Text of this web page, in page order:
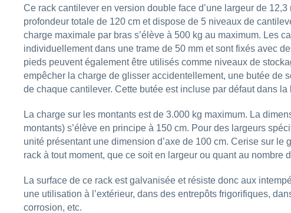
Ce rack cantilever en version double face d’une largeur de
profondeur totale de 120 cm et dispose de 5 niveaux de
charge maximale par bras s’élève à 500 kg au maximum. Les
individuellement dans une trame de 50 mm et sont fixés avec
pieds peuvent également être utilisés comme niveaux de
empêcher la charge de glisser accidentellement, une butée de
de chaque cantilever. Cette butée est incluse par défaut dans la
La charge sur les montants est de 3.000 kg maximum. La
montants) s’élève en principe à 150 cm. Pour des largeurs
unité présentant une dimension d’axe de 100 cm. Cerise sur le
rack à tout moment, que ce soit en largeur ou quant au nombre
La surface de ce rack est galvanisée et résiste donc aux
une utilisation à l’extérieur, dans des entrepôts frigorifiques,
corrosion, etc.